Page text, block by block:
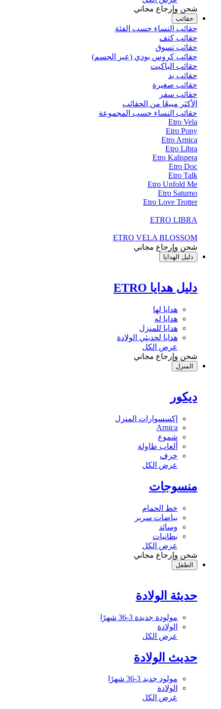
شحن وإرجاع مجاني
حقائب
حقائب النساء حسب الفئة
حقائب كتف
حقائب تسوق
حقائب كروس بودي (عبر الجسم)
حقائب الباكيت
حقائب يد
حقائب صغيرة
حقائب سفر
الأكثر مبيعًا من الحقائب
حقائب النساء حسب المجموعة
Etro Vela
Etro Pony
Etro Arnica
Etro Libra
Etro Kalispera
Etro Doc
Etro Talk
Etro Unfold Me
Etro Saturno
Etro Love Trotter
ETRO LIBRA
ETRO VELA BLOSSOM
شحن وإرجاع مجاني
دليل الهدايا
دليل هدايا ETRO
هدايا لها
هدايا له
هدايا للمنزل
هدايا لحديثي الولادة
عرض الكل
شحن وإرجاع مجاني
المنزل
ديكور
إكسسوارات المنزل
Arnica
شموع
ألعاب طاولة
خزف
عرض الكل
منسوجات
خط الحمام
بياضات سرير
وسائد
بطانيات
عرض الكل
شحن وإرجاع مجاني
الطفل
حديثة الولادة
مولودة جديدة 3-36 شهرًا
الولادة
عرض الكل
حديث الولادة
مولود جديد 3-36 شهرًا
الولادة
عرض الكل